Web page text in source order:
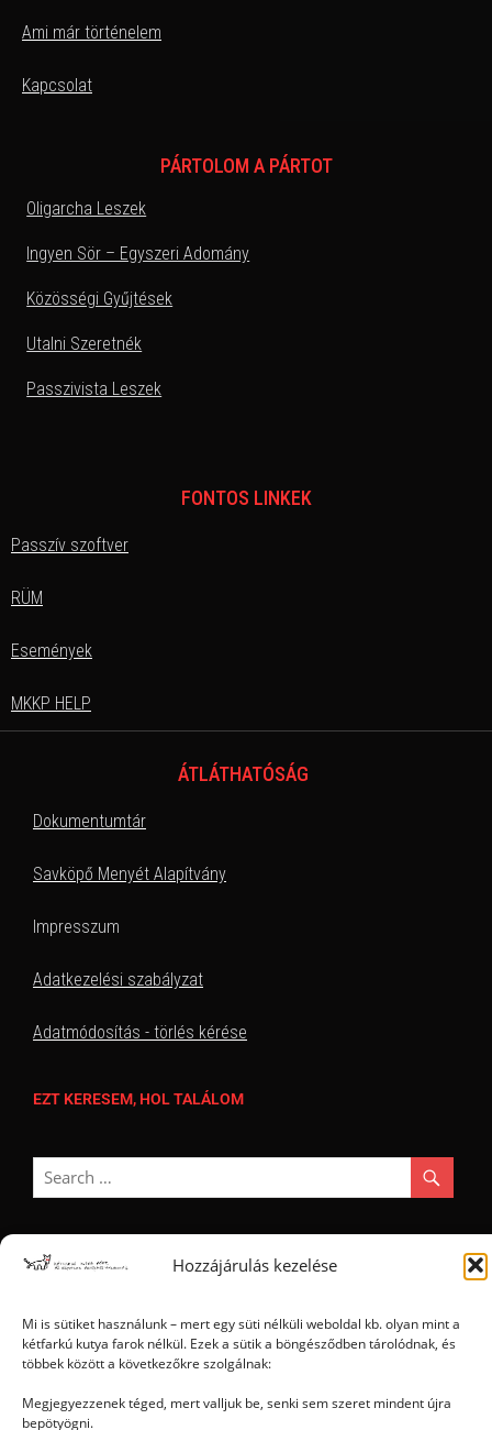
Hozzájárulás kezelése
Mi is sütiket használunk – mert egy süti nélküli weboldal kb. olyan mint a
kétfarkú kutya farok nélkül. Ezek a sütik a böngésződben tárolódnak, és
többek között a következőkre szolgálnak:
Megjegyezzenek téged, mert valljuk be, senki sem szeret mindent újra
bepötyögni.
Ami már történelem
Kapcsolat
PÁRTOLOM A PÁRTOT
Oligarcha Leszek
Ingyen Sör – Egyszeri Adomány
Közösségi Gyűjtések
Utalni Szeretnék
Passzivista Leszek
FONTOS LINKEK
Passzív szoftver
RÜM
Események
MKKP HELP
ÁTLÁTHATÓSÁG
Dokumentumtár
Savköpő Menyét Alapítvány
Impresszum
Adatkezelési szabályzat
Adatmódosítás - törlés kérése
EZT KERESEM, HOL TALÁLOM